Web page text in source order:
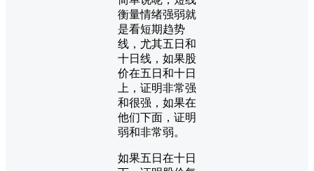
衡量情绪强弱就
是看短期趋势
线，尤其五日和
十日线，如果股
价在五日和十日
上，证明非常强
和很强，如果在
他们下面，证明
弱和非常弱。
如果五日在十日